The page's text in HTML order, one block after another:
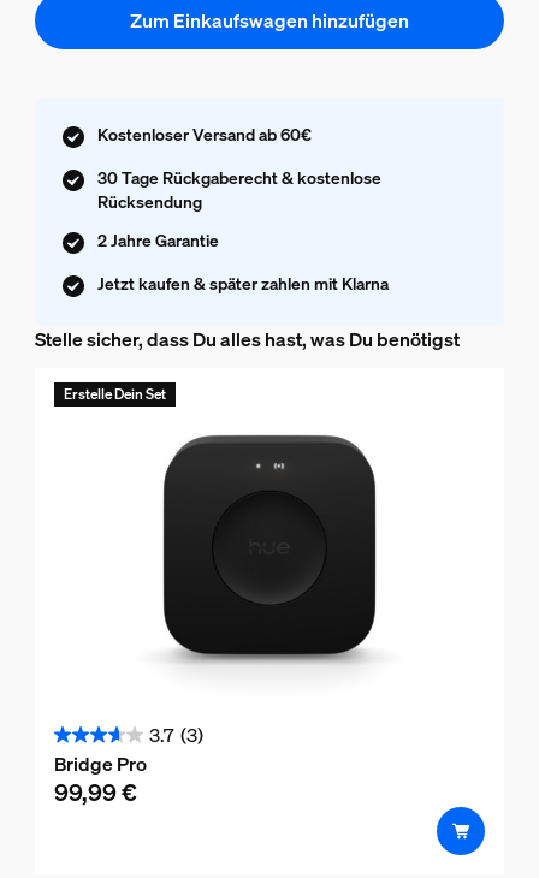
Zum Einkaufswagen hinzufügen
Kostenloser Versand ab 60€
30 Tage Rückgaberecht & kostenlose
Rücksendung
2 Jahre Garantie
Jetzt kaufen & später zahlen mit Klarna
Stelle sicher, dass Du alles hast, was Du benötigst
Erstelle Dein Set
3.7 (3)
3.7
von
5
Bridge Pro
99,99 €